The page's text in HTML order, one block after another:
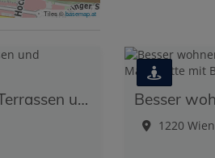
Tiles ©basemap.at
Baden: Stadthaus mit 2 Terrassen und Eigengarten
1220 Wien